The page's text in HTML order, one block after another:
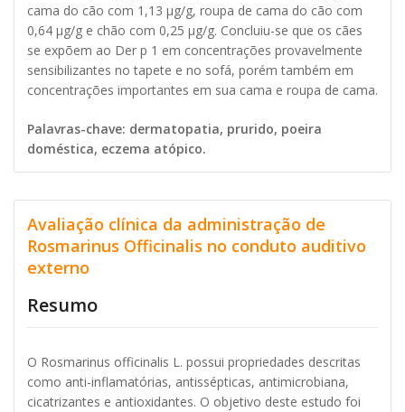
cama do cão com 1,13 μg/g, roupa de cama do cão com
0,64 μg/g e chão com 0,25 μg/g. Concluiu-se que os cães
se expõem ao Der p 1 em concentrações provavelmente
sensibilizantes no tapete e no sofá, porém também em
concentrações importantes em sua cama e roupa de cama.
Palavras-chave: dermatopatia, prurido, poeira
doméstica, eczema atópico.
Avaliação clínica da administração de
Rosmarinus Officinalis no conduto auditivo
externo
Resumo
O Rosmarinus officinalis L. possui propriedades descritas
como anti-inflamatórias, antissépticas, antimicrobiana,
cicatrizantes e antioxidantes. O objetivo deste estudo foi